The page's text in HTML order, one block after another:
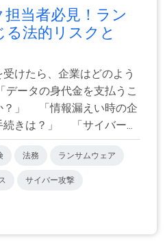
当者必見！ラン
法的リスクと
受けたら、企業はどのよう
ータの身代金を支払うこ
？」 「情報漏えい時の企
続きは？」 「サイバー...
法務 ランサムウェア
サイバー攻撃